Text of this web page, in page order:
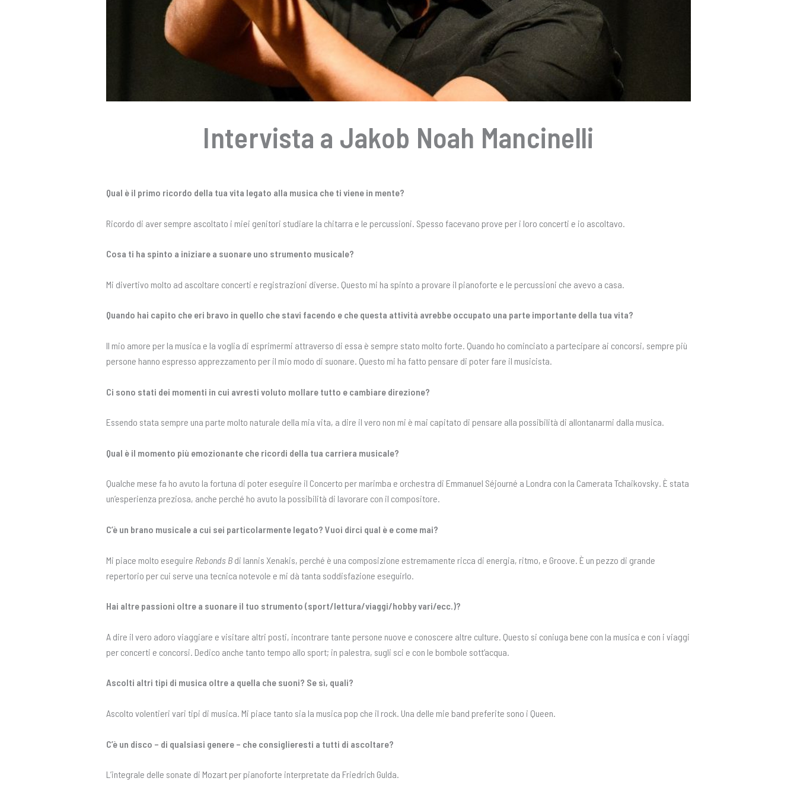
Intervista a Jakob Noah Mancinelli
Qual è il primo ricordo della tua vita legato alla musica che ti viene in mente?
Ricordo di aver sempre ascoltato i miei genitori studiare la chitarra e le percussioni. Spesso facevano prove per i loro concerti e io ascoltavo.
Cosa ti ha spinto a iniziare a suonare uno strumento musicale?
Mi divertivo molto ad ascoltare concerti e registrazioni diverse. Questo mi ha spinto a provare il pianoforte e le percussioni che avevo a casa.
Quando hai capito che eri bravo in quello che stavi facendo e che questa attività avrebbe occupato una parte importante della tua vita?
Il mio amore per la musica e la voglia di esprimermi attraverso di essa è sempre stato molto forte. Quando ho cominciato a partecipare ai concorsi, sempre più
persone hanno espresso apprezzamento per il mio modo di suonare. Questo mi ha fatto pensare di poter fare il musicista.
Ci sono stati dei momenti in cui avresti voluto mollare tutto e cambiare direzione?
Essendo stata sempre una parte molto naturale della mia vita, a dire il vero non mi è mai capitato di pensare alla possibilità di allontanarmi dalla musica.
Qual è il momento più emozionante che ricordi della tua carriera musicale?
Qualche mese fa ho avuto la fortuna di poter eseguire il Concerto per marimba e orchestra di Emmanuel Séjourné a Londra con la Camerata Tchaikovsky. È stata
un’esperienza preziosa, anche perché ho avuto la possibilità di lavorare con il compositore.
C’è un brano musicale a cui sei particolarmente legato? Vuoi dirci qual è e come mai?
Mi piace molto eseguire Rebonds Bdi Iannis Xenakis, perché è una composizione estremamente ricca di energia, ritmo, e Groove. È un pezzo di grande
repertorio per cui serve una tecnica notevole e mi dà tanta soddisfazione eseguirlo.
Hai altre passioni oltre a suonare il tuo strumento (sport/lettura/viaggi/hobby vari/ecc.)?
A dire il vero adoro viaggiare e visitare altri posti, incontrare tante persone nuove e conoscere altre culture. Questo si coniuga bene con la musica e con i viaggi
per concerti e concorsi. Dedico anche tanto tempo allo sport; in palestra, sugli sci e con le bombole sott’acqua.
Ascolti altri tipi di musica oltre a quella che suoni? Se sì, quali?
Ascolto volentieri vari tipi di musica. Mi piace tanto sia la musica pop che il rock. Una delle mie band preferite sono i Queen.
C’è un disco – di qualsiasi genere – che consiglieresti a tutti di ascoltare?
L’integrale delle sonate di Mozart per pianoforte interpretate da Friedrich Gulda.